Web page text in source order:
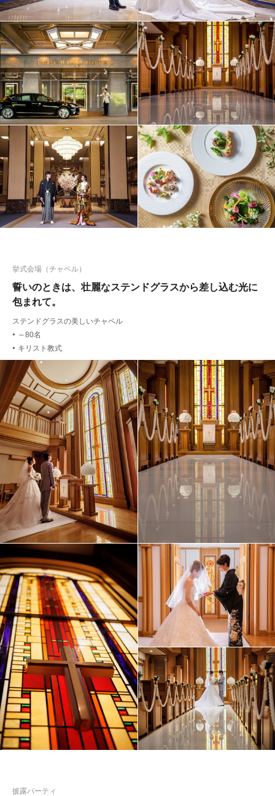
誓いのときは、壮麗なステンドグラスから差し込む光に
包まれて。
挙式会場（チャペル）
ステンドグラスの美しいチャペル
● ～80名
● キリスト教式
披露パーティ